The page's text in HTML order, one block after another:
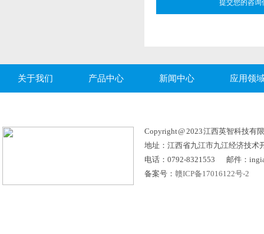
关于我们 产品中心 新闻中心 应用领
Copyright @ 2023 江西英智科技有
地址：江西省九江市九江经济技术
电话：0792-8321553 邮件：
备案号： 赣ICP备17016122号-2